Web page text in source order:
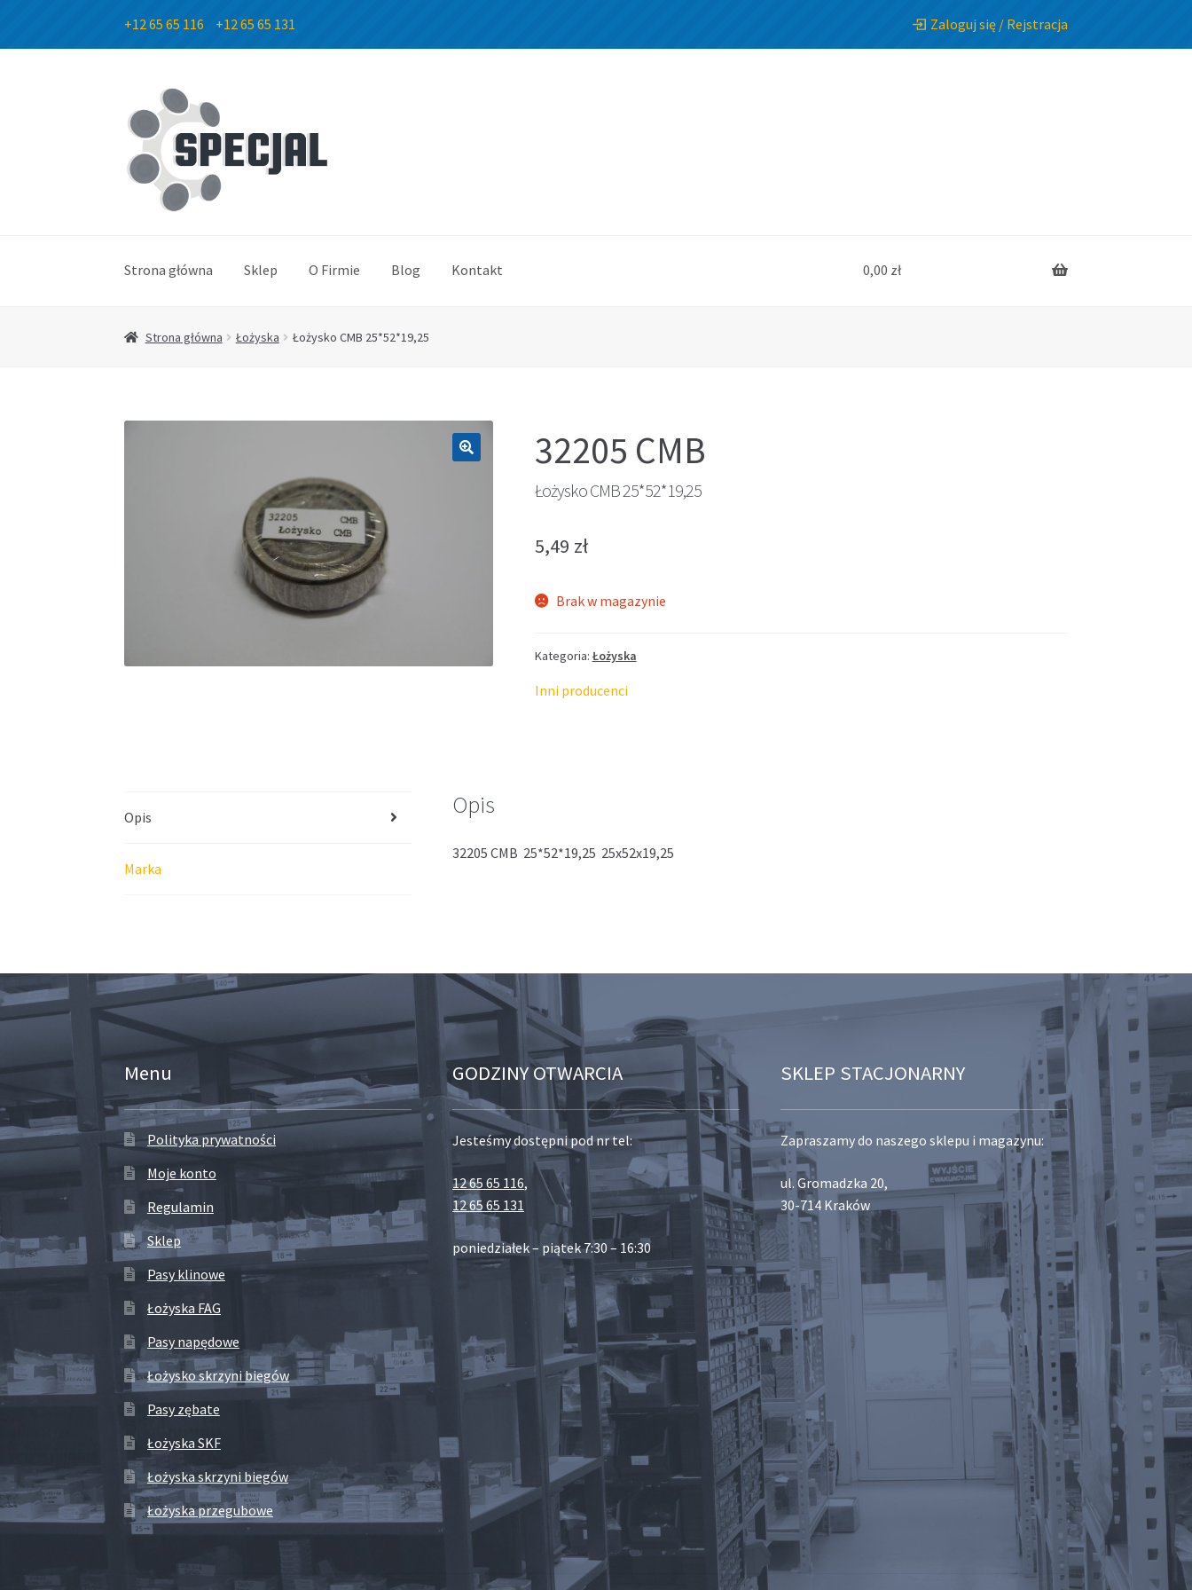
+12 65 65 116 +12 65 65 131 Zaloguj się / Rejstracja
Przejdź
do
nawigacji
Przejdź
do
treści
Strona główna Sklep O Firmie Blog Kontakt 0,00 zł
Strona główna Łożyska Łożysko CMB 25*52*19,25
32205 CMB
Łożysko CMB 25*52*19,25
5,49 zł
Brak w magazynie
Kategoria: Łożyska
Inni producenci
Opis
Marka
Opis
32205 CMB 25*52*19,25 25x52x19,25
Menu
Polityka prywatności
Moje konto
Regulamin
Sklep
Pasy klinowe
Łożyska FAG
Pasy napędowe
Łożysko skrzyni biegów
Pasy zębate
Łożyska SKF
Łożyska skrzyni biegów
Łożyska przegubowe
GODZINY OTWARCIA
Jesteśmy dostępni pod nr tel:
12 65 65 116,
12 65 65 131
poniedziałek – piątek 7:30 – 16:30
SKLEP STACJONARNY
Zapraszamy do naszego sklepu i magazynu:
ul. Gromadzka 20,
30-714 Kraków